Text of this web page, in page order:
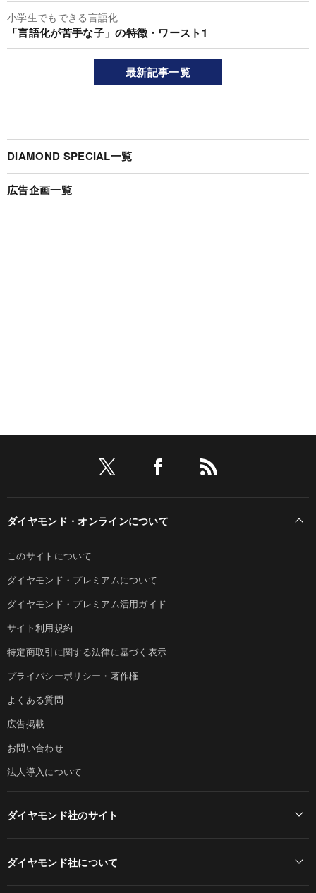
小学生でもできる言語化
「言語化が苦手な子」の特徴・ワースト1
最新記事一覧
DIAMOND SPECIAL一覧
広告企画一覧
ダイヤモンド・オンラインについて
このサイトについて
ダイヤモンド・プレミアムについて
ダイヤモンド・プレミアム活用ガイド
サイト利用規約
特定商取引に関する法律に基づく表示
プライバシーポリシー・著作権
よくある質問
広告掲載
お問い合わせ
法人導入について
ダイヤモンド社のサイト
ダイヤモンド社について